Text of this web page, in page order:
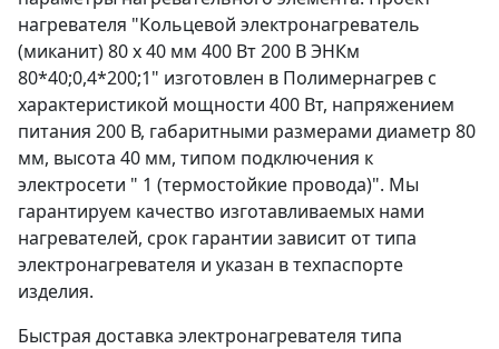
нагревателя "Кольцевой электронагреватель
(миканит) 80 х 40 мм 400 Вт 200 В ЭНКм
80*40;0,4*200;1" изготовлен в Полимернагрев с
характеристикой мощности 400 Вт, напряжением
питания 200 В, габаритными размерами диаметр 80
мм, высота 40 мм, типом подключения к
электросети " 1 (термостойкие провода)". Мы
гарантируем качество изготавливаемых нами
нагревателей, срок гарантии зависит от типа
электронагревателя и указан в техпаспорте
изделия.
Быстрая доставка электронагревателя типа